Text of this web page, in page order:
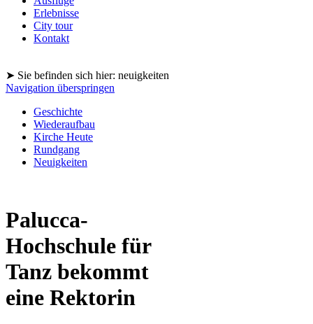
Erlebnisse
City tour
Kontakt
➤ Sie befinden sich hier: neuigkeiten
Navigation überspringen
Geschichte
Wiederaufbau
Kirche Heute
Rundgang
Neuigkeiten
Palucca-
Hochschule für
Tanz bekommt
eine Rektorin